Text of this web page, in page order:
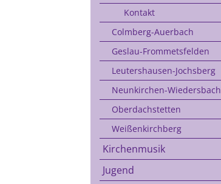
Kontakt
Colmberg-Auerbach
Geslau-Frommetsfelden
Leutershausen-Jochsberg
Neunkirchen-Wiedersbach
Oberdachstetten
Weißenkirchberg
Kirchenmusik
Jugend